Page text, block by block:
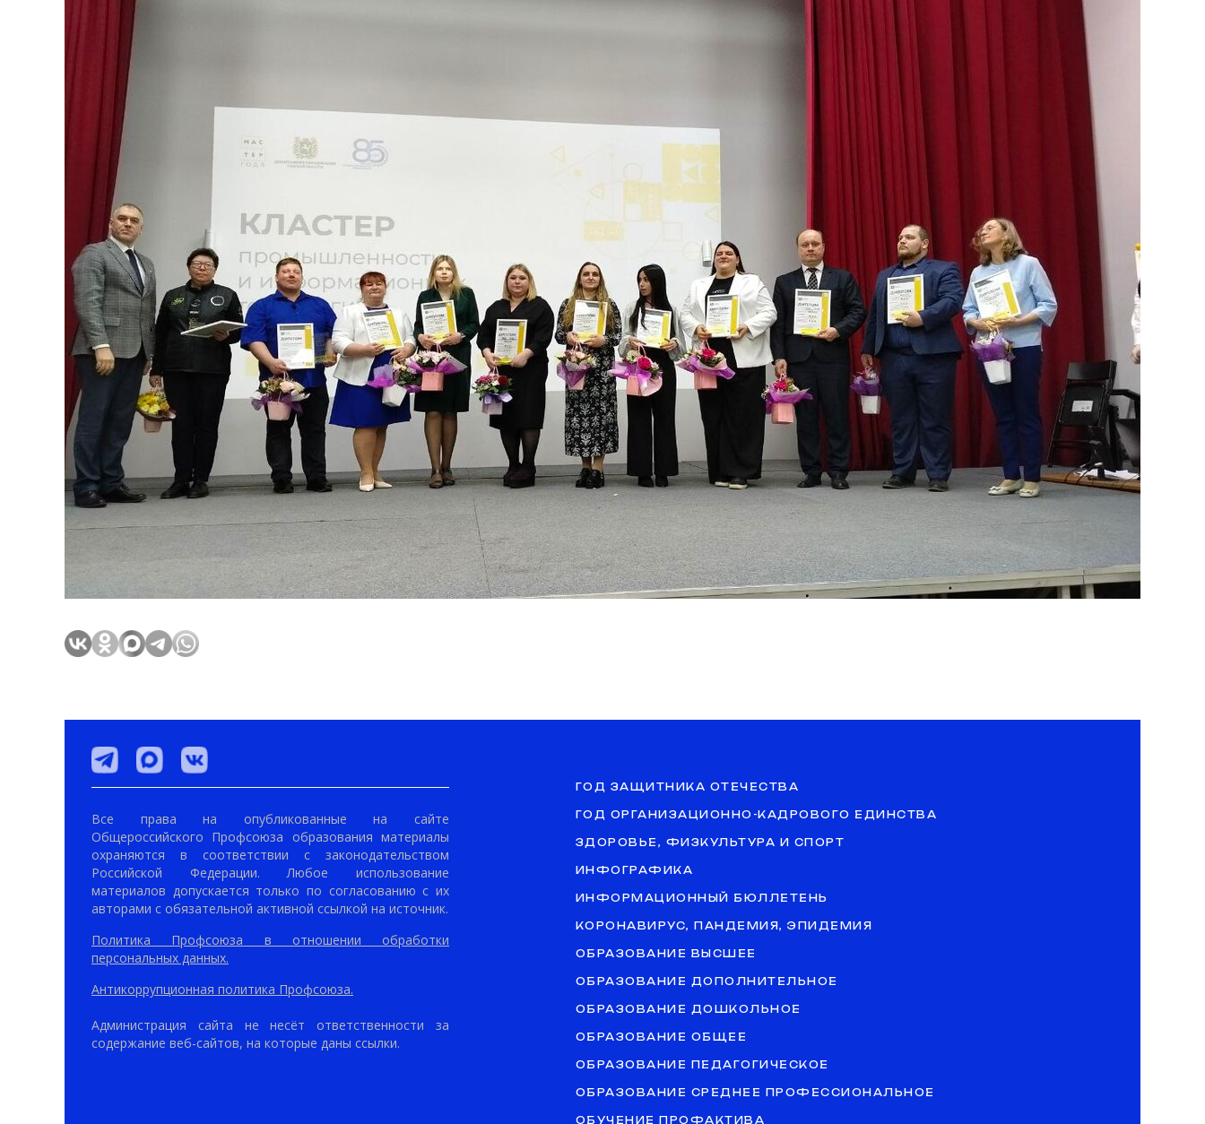
Все права на опубликованные на сайте
Общероссийского Профсоюза образования материалы
охраняются в соответствии с законодательством
Российской Федерации. Любое использование
материалов допускается только по согласованию с их
авторами с обязательной активной ссылкой на источник.
Политика Профсоюза в отношении обработки
персональных данных.
Антикоррупционная политика Профсоюза.
Администрация сайта не несёт ответственности за
содержание веб-сайтов, на которые даны ссылки.
ГОД ЗАЩИТНИКА ОТЕЧЕСТВА
ГОД ОРГАНИЗАЦИОННО-КАДРОВОГО ЕДИНСТВА
ЗДОРОВЬЕ, ФИЗКУЛЬТУРА И СПОРТ
ИНФОГРАФИКА
ИНФОРМАЦИОННЫЙ БЮЛЛЕТЕНЬ
КОРОНАВИРУС, ПАНДЕМИЯ, ЭПИДЕМИЯ
ОБРАЗОВАНИЕ ВЫСШЕЕ
ОБРАЗОВАНИЕ ДОПОЛНИТЕЛЬНОЕ
ОБРАЗОВАНИЕ ДОШКОЛЬНОЕ
ОБРАЗОВАНИЕ ОБЩЕЕ
ОБРАЗОВАНИЕ ПЕДАГОГИЧЕСКОЕ
ОБРАЗОВАНИЕ СРЕДНЕЕ ПРОФЕССИОНАЛЬНОЕ
ОБУЧЕНИЕ ПРОФАКТИВА